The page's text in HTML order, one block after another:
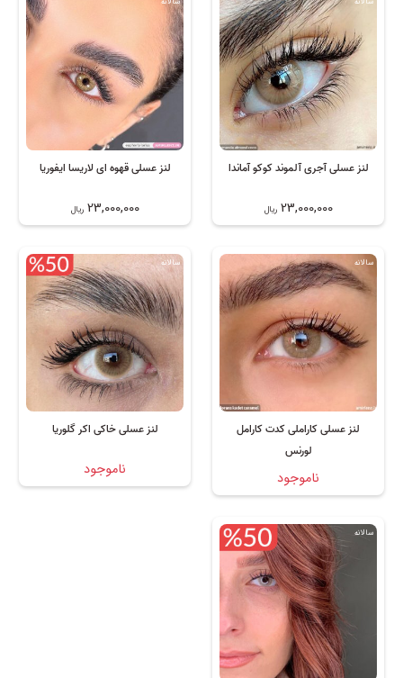
لنز عسلی آجری آلموند کوکو آماندا
23,000,000 ریال
لنز عسلی قهوه ای لاریسا ایفوریا
23,000,000 ریال
لنز عسلی کاراملی کدت کارامل
لورنس
ناموجود
سالانه
لنز عسلی خاکی اکر گلوریا
ناموجود
سالانه
سالانه